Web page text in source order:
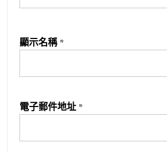
顯示名稱 *
電子郵件地址 *